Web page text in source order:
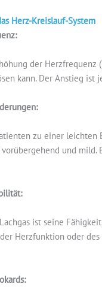
Herz-Kreislauf-System
der Herzfrequenz
kann. Der Anstieg
zu einer
und
ist seine
Herzfunktion oder